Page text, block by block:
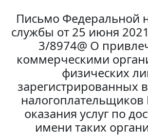
Письмо Федеральной
службы от 25 июня
3/8974@ О
коммерческими
физических
зарегистрированных
оказания услуг по
имени таких